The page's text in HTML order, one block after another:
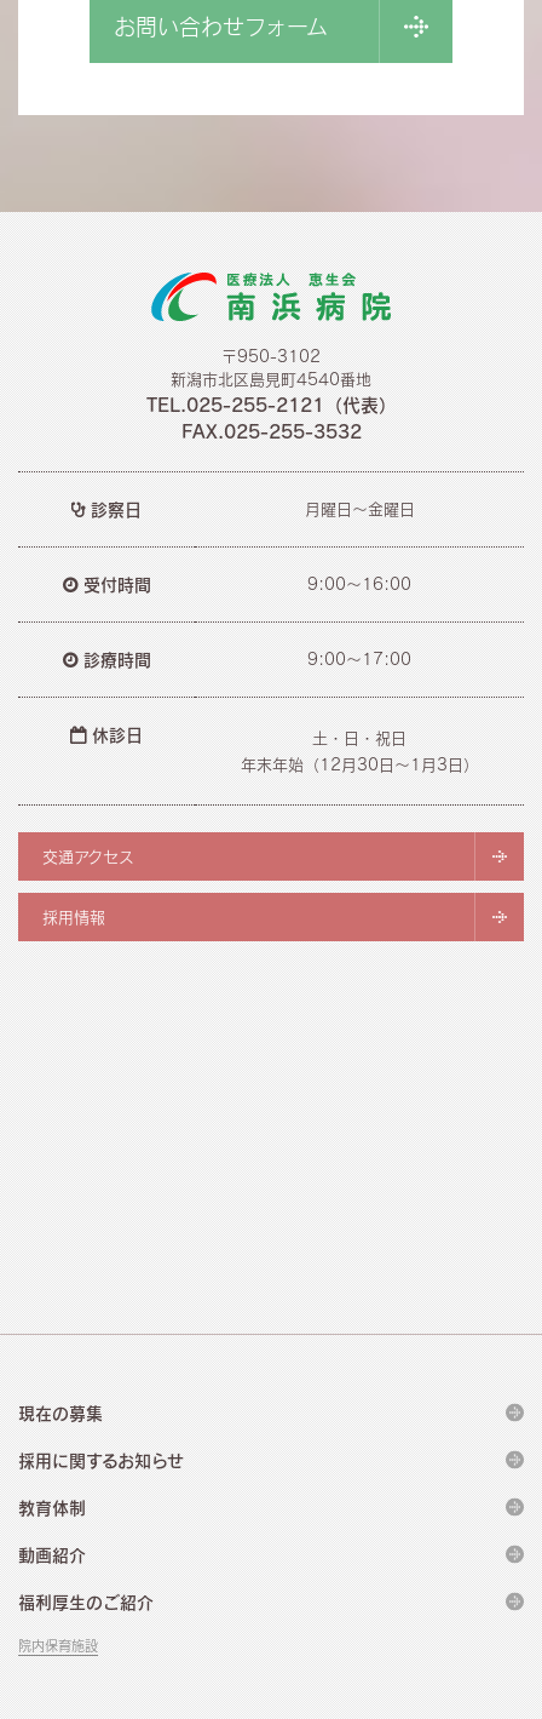
お問い合わせフォーム
〒950-3102
新潟市北区島見町4540番地
TEL.025-255-2121（代表）
FAX.025-255-3532
診察日 月曜日～金曜日
受付時間 9:00～16:00
診療時間 9:00～17:00
休診日
土・日・祝日
年末年始（12月30日〜1月3日）
交通アクセス
採用情報
現在の募集
採用に関するお知らせ
教育体制
動画紹介
福利厚生のご紹介
院内保育施設